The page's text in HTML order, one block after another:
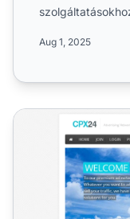
Aug 1, 2025
CPX24